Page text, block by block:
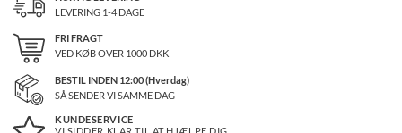
LEVERING 1-4 DAGE
FRI FRAGT
VED KØB OVER 1000DKK
BESTIL INDEN 12:00 (Hverdag)
SÅ SENDER VI SAMME DAG
KUNDESERVICE